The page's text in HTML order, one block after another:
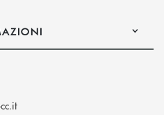
(si apre l’app di posta